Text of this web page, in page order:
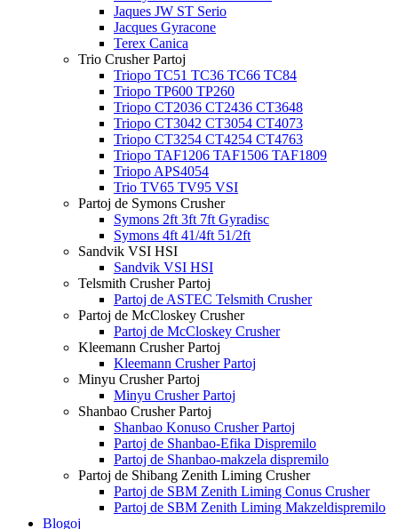
Jaques JW ST Serio
Jacques Gyracone
Terex Canica
Trio Crusher Partoj
Triopo TC51 TC36 TC66 TC84
Triopo TP600 TP260
Triopo CT2036 CT2436 CT3648
Triopo CT3042 CT3054 CT4073
Triopo CT3254 CT4254 CT4763
Triopo TAF1206 TAF1506 TAF1809
Triopo APS4054
Trio TV65 TV95 VSI
Partoj de Symons Crusher
Symons 2ft 3ft 7ft Gyradisc
Symons 4ft 41/4ft 51/2ft
Sandvik VSI HSI
Sandvik VSI HSI
Telsmith Crusher Partoj
Partoj de ASTEC Telsmith Crusher
Partoj de McCloskey Crusher
Partoj de McCloskey Crusher
Kleemann Crusher Partoj
Kleemann Crusher Partoj
Minyu Crusher Partoj
Minyu Crusher Partoj
Shanbao Crusher Partoj
Shanbao Konuso Crusher Partoj
Partoj de Shanbao-Efika Dispremilo
Partoj de Shanbao-makzela dispremilo
Partoj de Shibang Zenith Liming Crusher
Partoj de SBM Zenith Liming Conus Crusher
Partoj de SBM Zenith Liming Makzeldispremilo
Blogoj